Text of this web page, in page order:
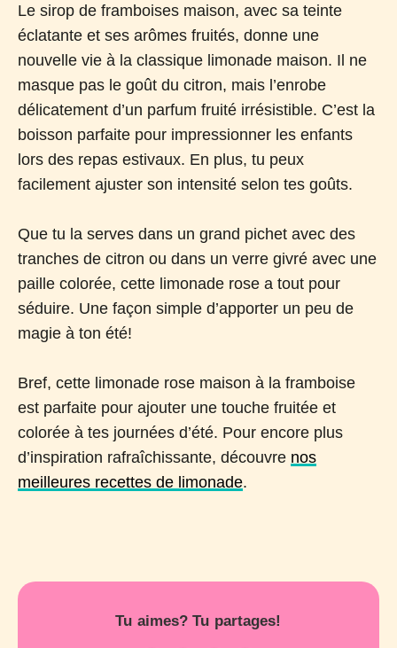
Le sirop de framboises maison, avec sa teinte
éclatante et ses arômes fruités, donne une
nouvelle vie à la classique limonade maison. Il ne
masque pas le goût du citron, mais l’enrobe
délicatement d’un parfum fruité irrésistible. C’est la
boisson parfaite pour impressionner les enfants
lors des repas estivaux. En plus, tu peux
facilement ajuster son intensité selon tes goûts.
Que tu la serves dans un grand pichet avec des
tranches de citron ou dans un verre givré avec une
paille colorée, cette limonade rose a tout pour
séduire. Une façon simple d’apporter un peu de
magie à ton été!
Bref, cette limonade rose maison à la framboise
est parfaite pour ajouter une touche fruitée et
colorée à tes journées d’été. Pour encore plus
d’inspiration rafraîchissante, découvre nos
meilleures recettes de limonade.
Tu aimes? Tu partages!